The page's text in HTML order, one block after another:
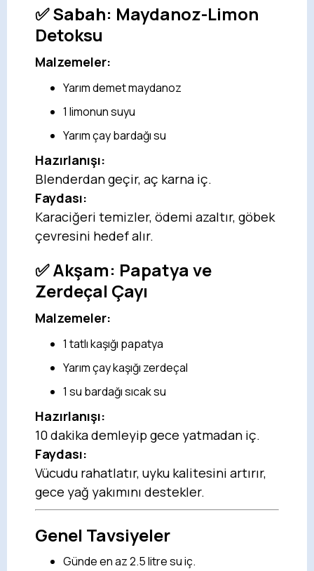
✅ Sabah: Maydanoz-Limon
Detoksu
Malzemeler:
Yarım demet maydanoz
1 limonun suyu
Yarım çay bardağı su
Hazırlanışı:
Blenderdan geçir, aç karna iç.
Faydası:
Karaciğeri temizler, ödemi azaltır, göbek
çevresini hedef alır.
✅ Akşam: Papatya ve
Zerdeçal Çayı
Malzemeler:
1 tatlı kaşığı papatya
Yarım çay kaşığı zerdeçal
1 su bardağı sıcak su
Hazırlanışı:
10 dakika demleyip gece yatmadan iç.
Faydası:
Vücudu rahatlatır, uyku kalitesini artırır,
gece yağ yakımını destekler.
Genel Tavsiyeler
Günde en az 2.5 litre su iç.